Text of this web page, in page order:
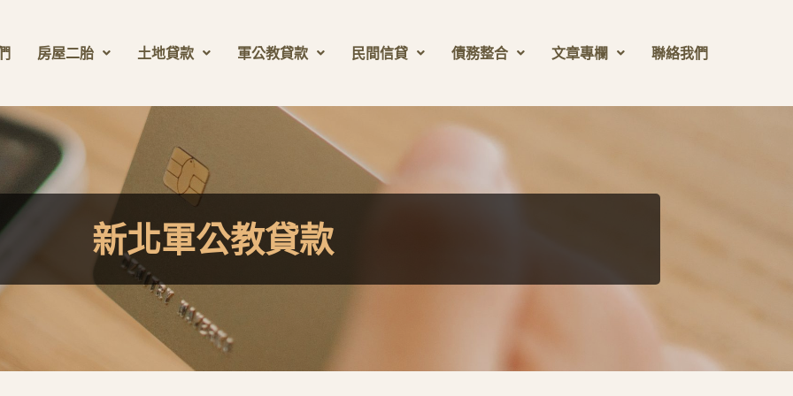
房屋二胎 土地貸款 軍公教貸款 民間信貸 債務整合 文章專欄 聯絡我們
新北軍公教貸款